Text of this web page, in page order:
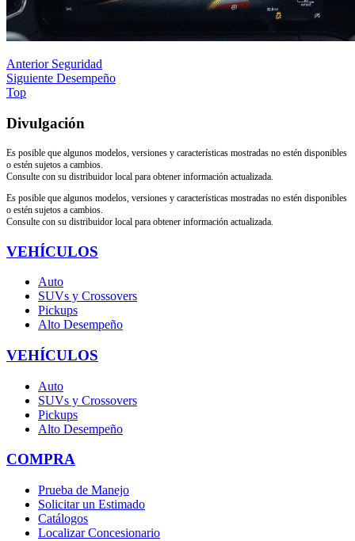
Anterior Seguridad
Siguiente Desempeño
Top
Divulgación
Es posible que algunos modelos, versiones y características mostradas no estén disponibles
o estén sujetos a cambios.
Consulte con su distribuidor local para obtener información actualizada.
Es posible que algunos modelos, versiones y características mostradas no estén disponibles
o estén sujetos a cambios.
Consulte con su distribuidor local para obtener información actualizada.
VEHÍCULOS
Auto
SUVs y Crossovers
Pickups
Alto Desempeño
VEHÍCULOS
Auto
SUVs y Crossovers
Pickups
Alto Desempeño
COMPRA
Prueba de Manejo
Solicitar un Estimado
Catálogos
Localizar Concesionario